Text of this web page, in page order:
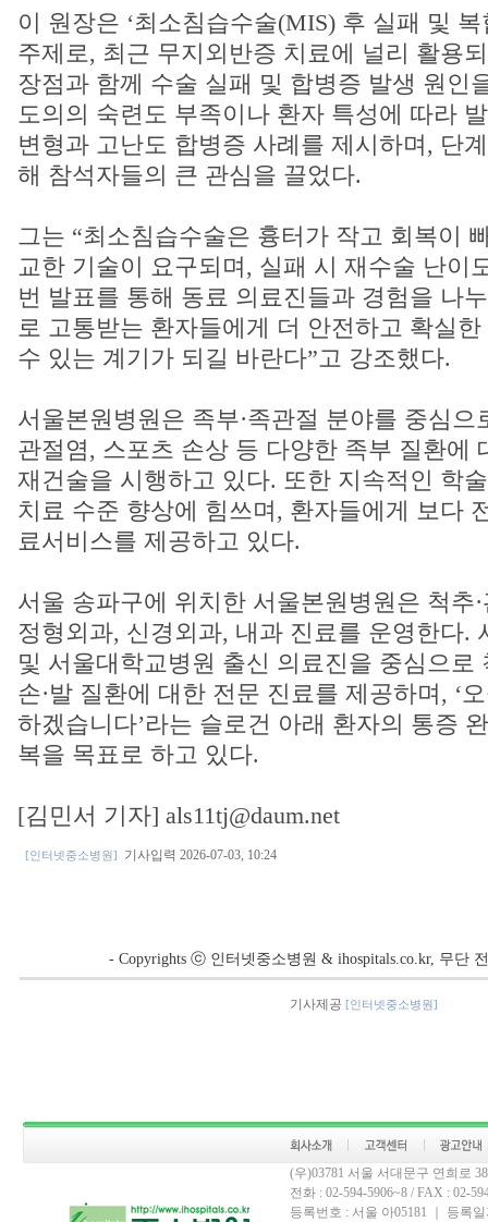
이 원장은 ‘최소침습수술(MIS) 후 실패 및
주제로, 최근 무지외반증 치료에 널리 활용
장점과 함께 수술 실패 및 합병증 발생 원인
도의의 숙련도 부족이나 환자 특성에 따라
변형과 고난도 합병증 사례를 제시하며, 단
해 참석자들의 큰 관심을 끌었다.
그는 “최소침습수술은 흉터가 작고 회복이
교한 기술이 요구되며, 실패 시 재수술 난이
번 발표를 통해 동료 의료진들과 경험을 나
로 고통받는 환자들에게 더 안전하고 확실
수 있는 계기가 되길 바란다”고 강조했다.
서울본원병원은 족부·족관절 분야를 중심으
관절염, 스포츠 손상 등 다양한 족부 질환에
재건술을 시행하고 있다. 또한 지속적인 학
치료 수준 향상에 힘쓰며, 환자들에게 보다
료서비스를 제공하고 있다.
서울 송파구에 위치한 서울본원병원은 척추
정형외과, 신경외과, 내과 진료를 운영한다.
및 서울대학교병원 출신 의료진을 중심으로
손·발 질환에 대한 전문 진료를 제공하며, ‘
하겠습니다’라는 슬로건 아래 환자의 통증
복을 목표로 하고 있다.
[김민서 기자] als11tj@daum.net
[인터넷중소병원] 기사입력 2026-07-03, 10:24
- Copyrights ⓒ 인터넷중소병원 & ihospitals.co.kr, 무단
기사제공 [인터넷중소병원]
(우)03781 서울 서대문구 연희로
전화 : 02-594-5906~8 / FAX : 02-
등록번호 : 서울 아05181 ｜ 등록